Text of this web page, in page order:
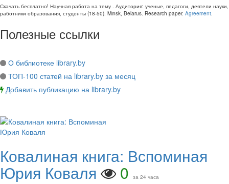
Скачать бесплатно! Научная работа на тему . Аудитория: ученые, педагоги, деятели науки,
работники образования, студенты (18-50). Minsk, Belarus. Research paper. Agreement.
Полезные ссылки
О библиотеке library.by
ТОП-100 статей на library.by за месяц
Добавить публикацию на library.by
Ковалиная книга: Вспоминая
Юрия Коваля 0 за 24 часа